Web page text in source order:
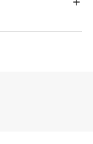
定や機種により